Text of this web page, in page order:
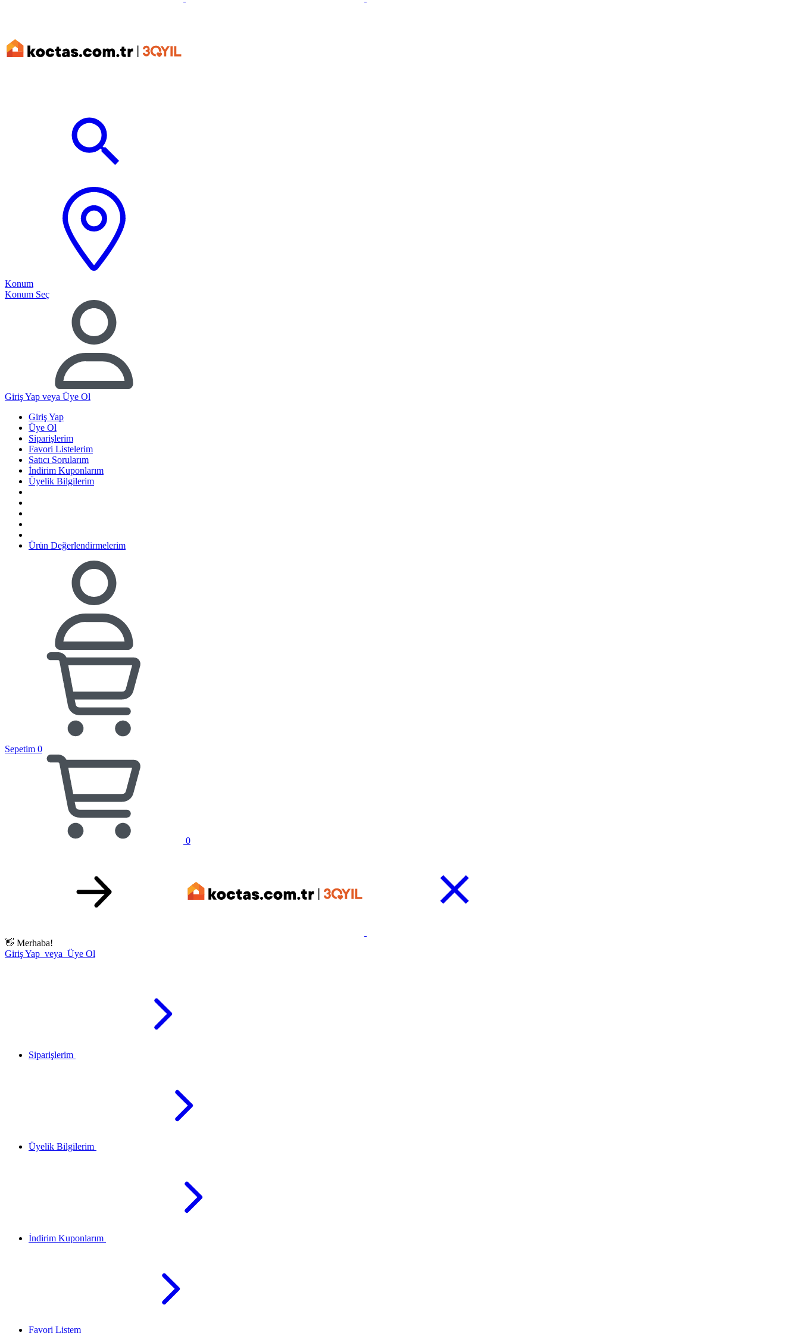
Konum
Konum Seç
Giriş Yap veya Üye Ol
Giriş Yap
Üye Ol
Siparişlerim
Favori Listelerim
Satıcı Sorularım
İndirim Kuponlarım
Üyelik Bilgilerim
Ürün Değerlendirmelerim
Sepetim 0
0
👋 Merhaba!
Giriş Yap veya Üye Ol
Siparişlerim
Üyelik Bilgilerim
İndirim Kuponlarım
Favori Listem